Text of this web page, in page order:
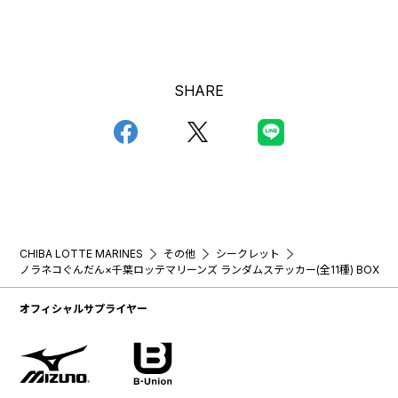
SHARE
CHIBA LOTTE MARINES その他
シークレット
ノラネコぐんだん×千葉ロッテマリーンズ ランダムステッカー(全11種) BOX
オフィシャルサプライヤー